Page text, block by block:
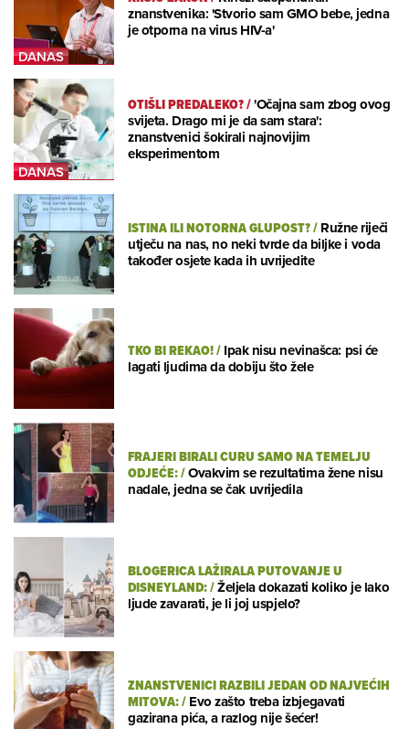
znanstvenika: 'Stvorio sam GMO bebe, jedna
je otporna na virus HIV-a'
OTIŠLI PREDALEKO?/'Očajna sam zbog ovog
svijeta. Drago mi je da sam stara':
znanstvenici šokirali najnovijim
eksperimentom
ISTINA ILI NOTORNA GLUPOST?/Ružne riječi
utječu na nas, no neki tvrde da biljke i voda
također osjete kada ih uvrijedite
TKO BI REKAO!/Ipak nisu nevinašca: psi će
lagati ljudima da dobiju što žele
FRAJERI BIRALI CURU SAMO NA TEMELJU
ODJEĆE:/Ovakvim se rezultatima žene nisu
nadale, jedna se čak uvrijedila
BLOGERICA LAŽIRALA PUTOVANJE U
DISNEYLAND:/Željela dokazati koliko je lako
ljude zavarati, je li joj uspjelo?
ZNANSTVENICI RAZBILI JEDAN OD NAJVEĆIH
MITOVA:/Evo zašto treba izbjegavati
gazirana pića, a razlog nije šećer!